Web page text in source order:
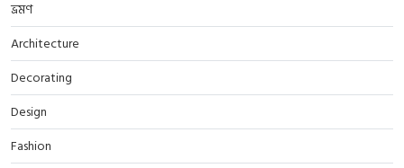
ভ্রমণ
Architecture
Decorating
Design
Fashion